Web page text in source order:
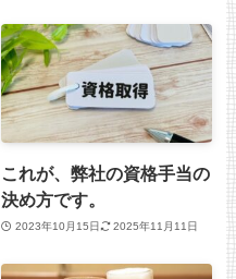
これが、弊社の資格手当の
決め方です。
2023年10月15日 2025年11月11日